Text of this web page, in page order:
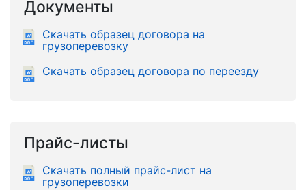
Документы
Скачать образец договора на
грузоперевозку
Скачать образец договора по переезду
Прайс-листы
Скачать полный прайс-лист на
грузоперевозки